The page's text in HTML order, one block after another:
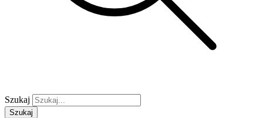
Szukaj
Szukaj